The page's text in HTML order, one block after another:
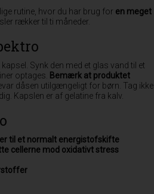
rutine, hvor du har brug for en meget
rækker til ti måneder.
Synk den med et glas vand til et
optages. Bemærk at produktet
dåsen utilgængeligt for børn. Tag ikke
Kapslen er af gelatine fra kalv.
til et normalt energistofskifte
cellerne mod oxidativt stress